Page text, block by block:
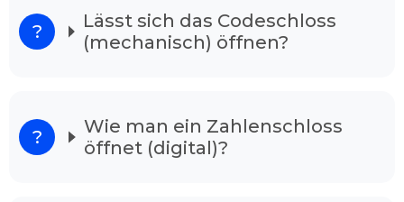
Notsituation
Unsere Schlüsseldienst ist 24/7 in der Woche
Unsere Mitarbeiter sind in ihrem Fachgebiet
bestens qualifiziert, und meistern Ihre Arbeit
Lässt sich das Codeschloss
(mechanisch) öffnen?
Wie man ein Zahlenschloss
öffnet (digital)?